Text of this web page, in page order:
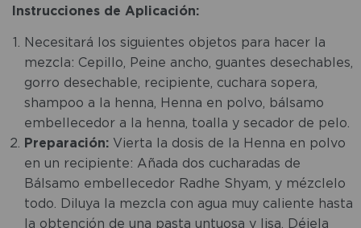
Instrucciones de Aplicación:
Necesitará los siguientes objetos para hacer la
mezcla: Cepillo, Peine ancho, guantes desechables,
gorro desechable, recipiente, cuchara sopera,
shampoo a la henna, Henna en polvo, bálsamo
embellecedor a la henna, toalla y secador de pelo.
Preparación: Vierta la dosis de la Henna en polvo
en un recipiente: Añada dos cucharadas de
Bálsamo embellecedor Radhe Shyam, y mézclelo
todo. Diluya la mezcla con agua muy caliente hasta
la obtención de una pasta untuosa y lisa. Déjela